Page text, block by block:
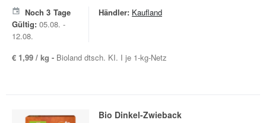
Noch 3 Tage
Gültig: 05.08. -
12.08.
Händler: Kaufland
€ 1,99 / kg - Bioland dtsch. KI. I je 1-kg-Netz
Bio Dinkel-Zwieback